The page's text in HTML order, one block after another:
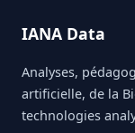
IANA Data
Analyses,
artificielle, de la
technologies